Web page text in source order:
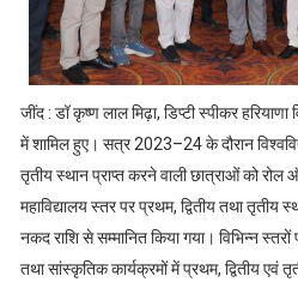
जींद : डॉ कृष्ण लाल मिढ़ा, डिप्टी स्पीकर
में शामिल हुए। सत्र 2023–24 के दौरान
तृतीय स्थान प्राप्त करने वाली छात्राओं को
महाविद्यालय स्तर पर प्रथम, द्वितीय तथा तृतीय
नकद राशि से सम्मानित किया गया। विभिन्न
तथा सांस्कृतिक कार्यक्रमों में प्रथम, द्वितीय एवं